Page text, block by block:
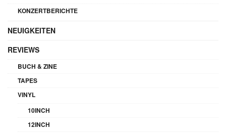
KONZERTBERICHTE
NEUIGKEITEN
REVIEWS
BUCH & ZINE
TAPES
VINYL
10INCH
12INCH